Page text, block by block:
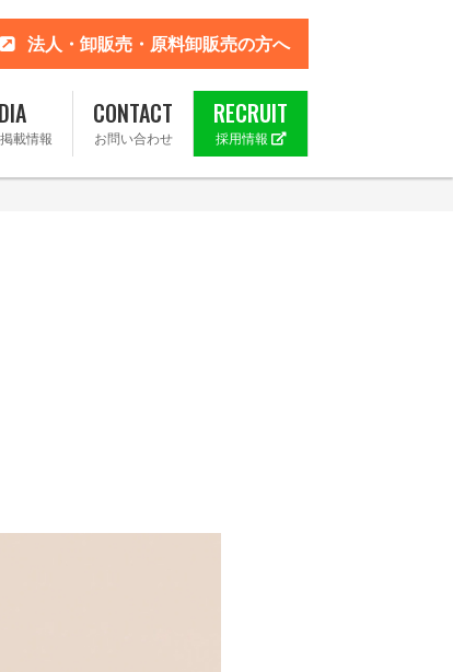
法人・卸販売・原料卸販売の方へ
載情報
CONTACT
お問い合わせ
RECRUIT
採用情報